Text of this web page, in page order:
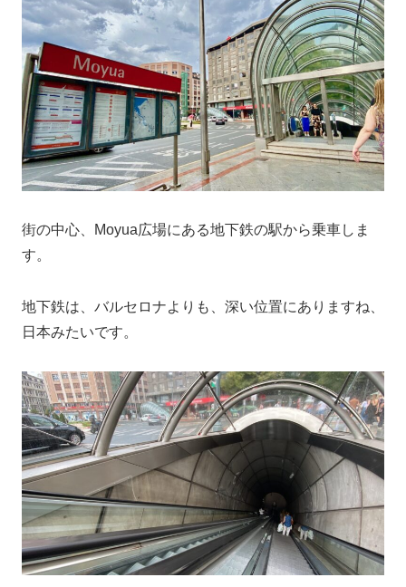
街の中心、Moyua広場にある地下鉄の駅から乗車しま
す。
地下鉄は、バルセロナよりも、深い位置にありますね、
日本みたいです。